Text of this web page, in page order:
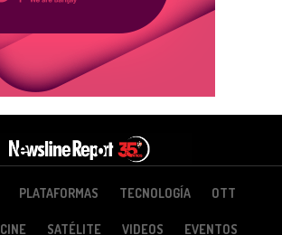
PLATAFORMAS TECNOLOGÍA OTT
CINE SATÉLITE VIDEOS EVENTOS